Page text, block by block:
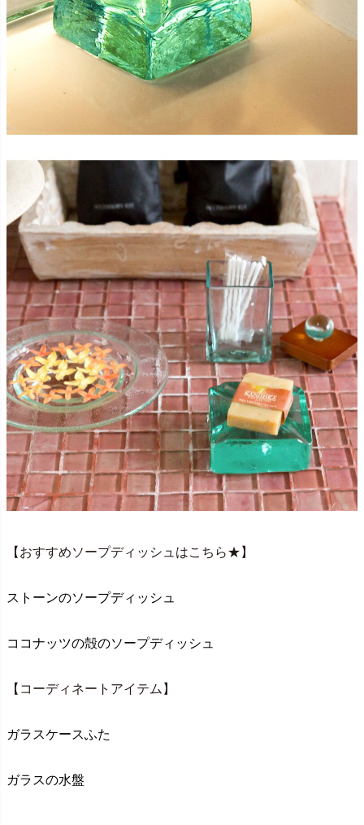
【おすすめソープディッシュはこちら★】
ストーンのソープディッシュ
ココナッツの殻のソープディッシュ
【コーディネートアイテム】
ガラスケースふた
ガラスの水盤